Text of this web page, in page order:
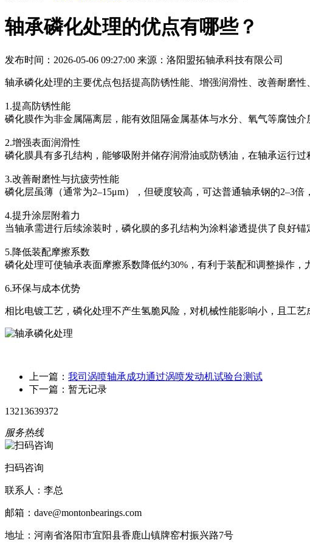
轴承磷化处理的优点有哪些？
发布时间：2026-05-06 09:27:00 来源：洛阳盟拓轴承科技有限公司
轴承磷化处理的主要优点包括提高防锈性能、增强润滑性、改善耐磨
1.提高防锈性能
磷化膜作为非金属隔离层，能有效阻隔金属基体与水分、氧气等腐蚀
2.增强表面润滑性
磷化膜具有多孔结构，能够吸附并储存润滑油或防锈油，在轴承运行
3.改善耐磨性与抗疲劳性能
磷化层虽薄（通常为2–15μm），但硬度较高，可达普通轴承钢的2–3
4.提升涂层附着力
当轴承需进行后续涂装时，磷化膜的多孔结构为涂料渗透提供了良好
5.降低装配摩擦系数
磷化处理可使轴承表面摩擦系数降低约30%，有利于装配和调整操作，
6.环保与成本优势
相比电镀工艺，磷化处理不产生氢脆风险，对机械性能影响小，且工
上一篇： 我司涡喷轴承成功通过涡喷发动机试验台测试
下一篇：暂无记录
13213639372
服务热线
扫码咨询
联系人：李总
邮箱：dave@montonbearings.com
地址：河南省洛阳市宜阳县香鹿山镇牌窑村振兴路7号